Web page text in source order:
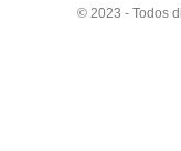
© 2023 - Todos